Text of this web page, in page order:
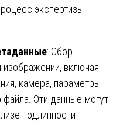
экспертизы
: Сбор
включая
камера, параметры
Эти данные могут
подлинности